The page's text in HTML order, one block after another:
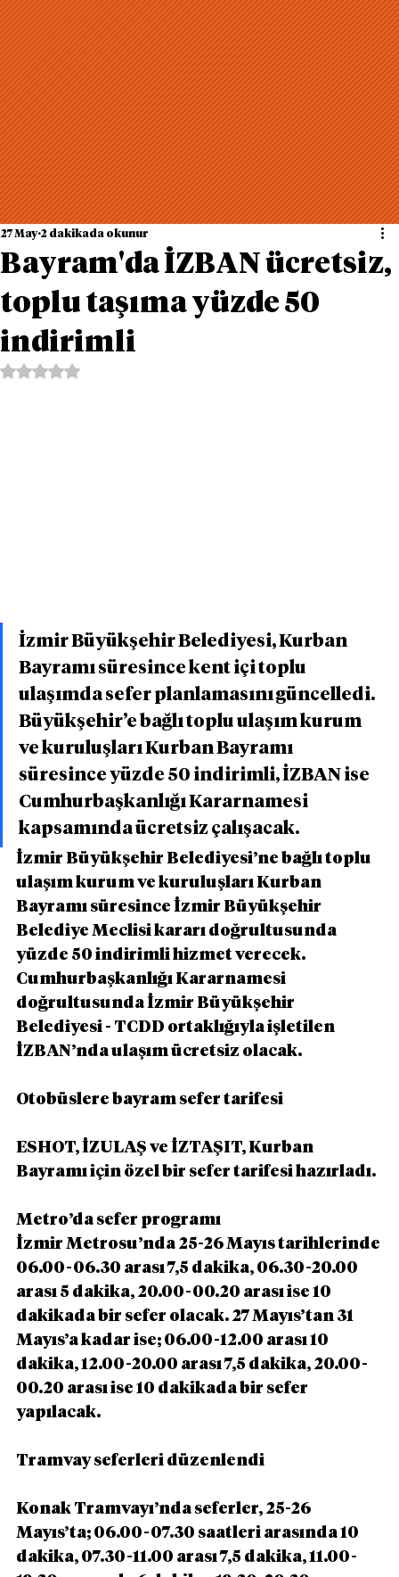
Bayram'da İZBAN ücretsiz,
toplu taşıma yüzde 50
indirimli
27 May 2 dakikada okunur
5 üzerinden NaN yıldız
İzmir Büyükşehir Belediyesi, Kurban
Bayramı süresince kent içi toplu
ulaşımda sefer planlamasını güncelledi.
Büyükşehir’e bağlı toplu ulaşım kurum
ve kuruluşları Kurban Bayramı
süresince yüzde 50 indirimli, İZBAN ise
Cumhurbaşkanlığı Kararnamesi
kapsamında ücretsiz çalışacak.
İzmir Büyükşehir Belediyesi’ne bağlı toplu
ulaşım kurum ve kuruluşları Kurban
Bayramı süresince İzmir Büyükşehir
Belediye Meclisi kararı doğrultusunda
yüzde 50 indirimli hizmet verecek.
Cumhurbaşkanlığı Kararnamesi
doğrultusunda İzmir Büyükşehir
Belediyesi - TCDD ortaklığıyla işletilen
İZBAN’nda ulaşım ücretsiz olacak.
Otobüslere bayram sefer tarifesi
ESHOT, İZULAŞ ve İZTAŞIT, Kurban
Bayramı için özel bir sefer tarifesi hazırladı.
Metro’da sefer programı
İzmir Metrosu’nda 25-26 Mayıs tarihlerinde
06.00-06.30 arası 7,5 dakika, 06.30-20.00
arası 5 dakika, 20.00-00.20 arası ise 10
dakikada bir sefer olacak. 27 Mayıs’tan 31
Mayıs’a kadar ise; 06.00-12.00 arası 10
dakika, 12.00-20.00 arası 7,5 dakika, 20.00-
00.20 arası ise 10 dakikada bir sefer
yapılacak.
Tramvay seferleri düzenlendi
Konak Tramvayı’nda seferler, 25-26
Mayıs’ta; 06.00-07.30 saatleri arasında 10
dakika, 07.30-11.00 arası 7,5 dakika, 11.00-